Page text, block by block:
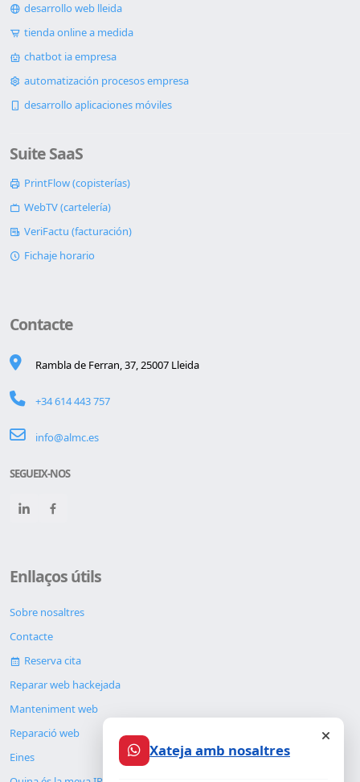
desarrollo web lleida
tienda online a medida
chatbot ia empresa
automatización procesos empresa
desarrollo aplicaciones móviles
Suite SaaS
PrintFlow (copisterías)
WebTV (cartelería)
VeriFactu (facturación)
Fichaje horario
Contacte
Rambla de Ferran, 37, 25007 Lleida
+34 614 443 757
info@almc.es
SEGUEIX-NOS
Enllaços útils
Sobre nosaltres
Contacte
Reserva cita
Reparar web hackejada
Manteniment web
Reparació web
Eines
Xateja amb nosaltres